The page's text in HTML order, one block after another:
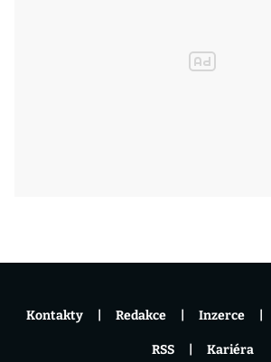
Kontakty Redakce Inzerce
RSS Kariéra